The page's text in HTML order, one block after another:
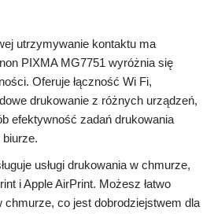
utrzymywanie kontaktu ma
PIXMA MG7751 wyróżnia się
Oferuje łączność Wi Fi,
drukowanie z różnych urządzeń,
efektywność zadań drukowania
usługi drukowania w chmurze,
i Apple AirPrint. Możesz łatwo
co jest dobrodziejstwem dla